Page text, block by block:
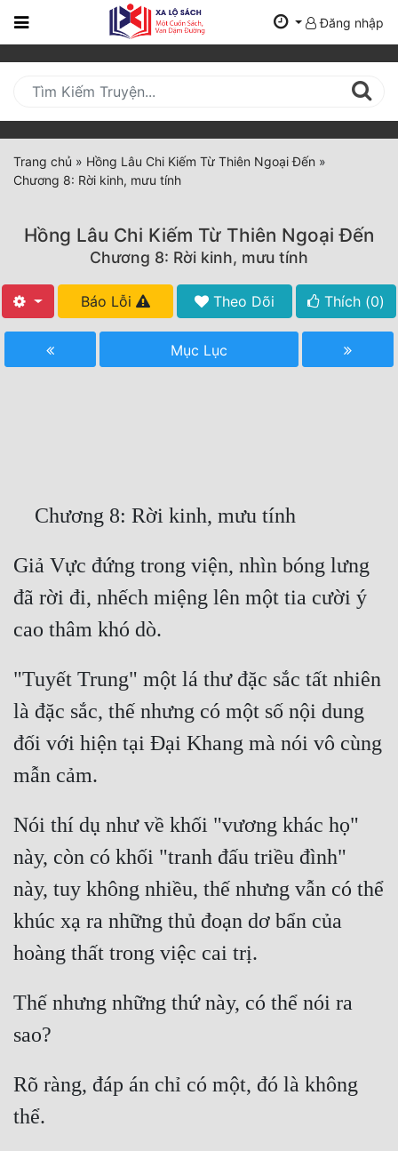
Trang
Mới
Cập
Nhật
(current)
Thể Loại
Tất Cả
Hoàn Thành
Truyện Nhập Môn
Truyện ngắn
Xa Lộ Dịch
Cung Đấu
Cạnh Kỹ
Cổ Tiên Hiệp
Dã Sử
Dị Giới
Dị Năng
Huyền Huyễn
Đăng nhập
Trang chủ » Hồng Lâu Chi Kiếm Từ Thiên Ngoại Đến »
Chương 8: Rời kinh, mưu tính
Hồng Lâu Chi Kiếm Từ Thiên Ngoại Đến
Chương 8: Rời kinh, mưu tính
Báo Lỗi Theo Dõi Thích (0)
Mục Lục
Giả Vực đứng trong viện, nhìn bóng lưng
đã rời đi, nhếch miệng lên một tia cười ý
"Tuyết Trung" một lá thư đặc sắc tất nhiên
là đặc sắc, thế nhưng có một số nội dung
đối với hiện tại Đại Khang mà nói vô cùng
Nói thí dụ như về khối "vương khác họ"
này, còn có khối "tranh đấu triều đình"
này, tuy không nhiều, thế nhưng vẫn có thể
khúc xạ ra những thủ đoạn dơ bẩn của
Thế nhưng những thứ này, có thể nói ra
Rõ ràng, đáp án chỉ có một, đó là không